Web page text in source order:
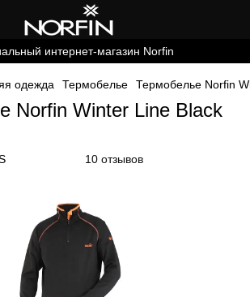
интернет-магазин Norfin
одежда Термобелье Термобелье Norfin
Norfin Winter Line Black
10 отзывов